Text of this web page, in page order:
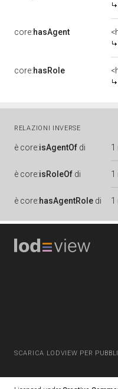
core:hasAgent
core:hasRole
RELAZIONI INVERSE
è core:isAgentOf di 1
è core:isRoleOf di 1
è core:hasAgentRole di 1
SCARICA LODVIEW PER